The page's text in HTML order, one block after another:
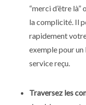
“merci d’être
la complicité. Il
rapidement
exemple pour un
service reçu.
Traversez les